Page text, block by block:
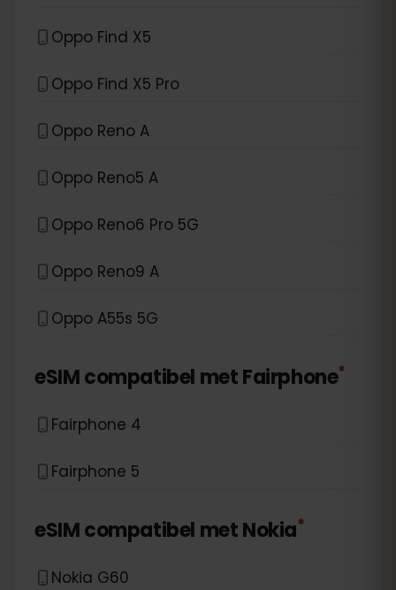
Oppo Find X5
Oppo Find X5 Pro
Oppo Reno A
Oppo Reno5 A
Oppo Reno6 Pro 5G
Oppo Reno9 A
Oppo A55s 5G
eSIM compatibel metFairphone*
Fairphone 4
Fairphone 5
eSIM compatibel metNokia*
Nokia G60